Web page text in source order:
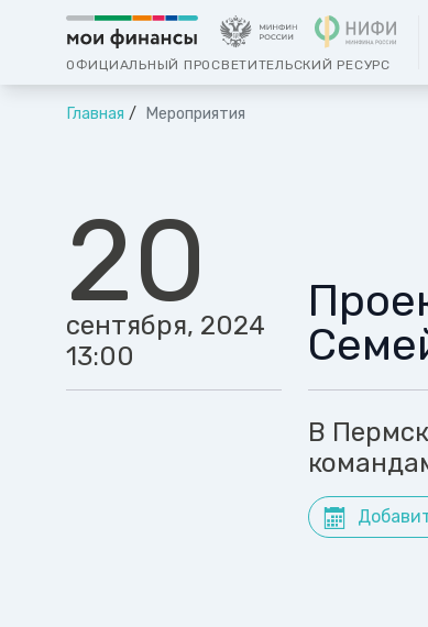
ОФИЦИАЛЬНЫЙ ПРОСВЕТИТЕЛЬСКИЙ РЕСУРС
Главная Мероприятия
20
сентября, 2024
13:00
В